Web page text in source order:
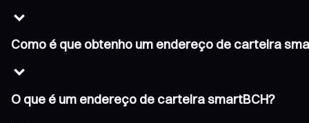
Como é que obtenho um endereço de carteira
O que é um endereço de carteira smartBCH?